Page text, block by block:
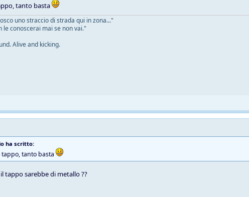
tanto basta
uno straccio di strada qui in zona..."
le conoscerai mai se non vai."
Alive and kicking.
ha scritto:
tappo, tanto basta
tappo sarebbe di metallo ??